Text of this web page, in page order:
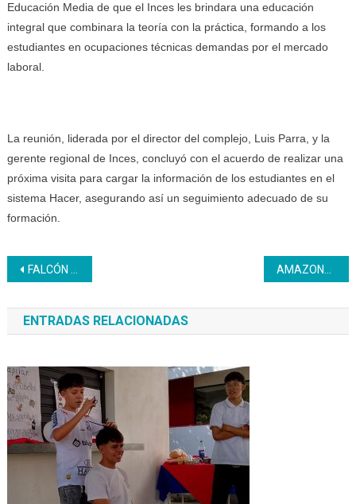
Educación Media de que el Inces les brindara una educación
integral que combinara la teoría con la práctica, formando a los
estudiantes en ocupaciones técnicas demandas por el mercado
laboral.
La reunión, liderada por el director del complejo, Luis Parra, y la
gerente regional de Inces, concluyó con el acuerdo de realizar una
próxima visita para cargar la información de los estudiantes en el
sistema Hacer, asegurando así un seguimiento adecuado de su
formación.
Navegación
de
entradas
FALCÓN | Inces y LUZ Punto Fijo establecen alianzas para fortalecer la formación técnica profesional AMAZONAS | Inces y Fontur garantizan actualización del Sistema Patria a transportistas y público en general
ENTRADAS RELACIONADAS